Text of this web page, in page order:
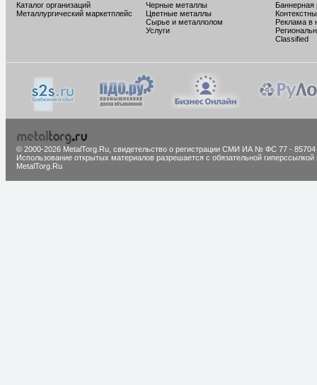
Каталог организаций
Металлургический маркетплейс
Черные металлы
Цветные металлы
Сырье и металлолом
Услуги
Баннерная
Реклама в
Classified
© 2000-2026 MetalTorg.Ru, cвидетельство о регистрации СМИ ИА № ФС 77 - 85704
Использование открытых материалов разрешается с обязательной гиперссылкой
MetalTorg.Ru